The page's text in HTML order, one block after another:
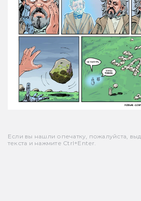
Если вы нашли опечатку, пожалуйста,
текста и нажмите Ctrl+Enter.